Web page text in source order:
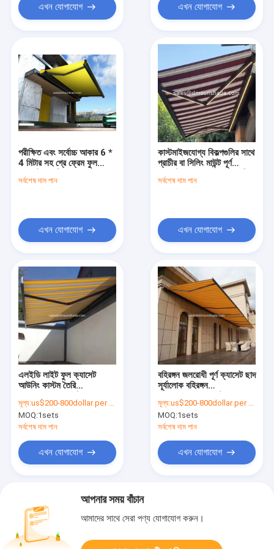
এখন যোগাযোগ এখন যোগাযোগ
পরীক্ষিত এবং সর্বোচ্চ আকার 6 *
4 মিটার সহ গ্রে ফ্রেম ফুল
সর্বশেষ দাম পান
এখন যোগাযোগ
কাস্টমাইজযোগ্য বিকল্পগুলির সাথে
প্রাচীর বা সিলিং মাউন্ট পূর্ণ
সর্বশেষ দাম পান
এখন যোগাযোগ
এলইডি লাইট ফুল ক্যাসেট
আউনিং কাস্টম তৈরি
মোটরযুক্ত আর্ম আউনিং
মূল্য:us$200-800dollar per set
MOQ:1sets
সর্বশেষ দাম পান
এখন যোগাযোগ
বহিরঙ্গন জলরোধী পূর্ণ ক্যাসেট ছাদ
সূর্যালোক বহিরঙ্গন
প্যাটিও কভার
মূল্য:us$200-800dollar per set
MOQ:1sets
সর্বশেষ দাম পান
এখন যোগাযোগ
আপনার সময় বাঁচান
আমাদের সাথে সেরা পণ্য যোগাযোগ করুন।